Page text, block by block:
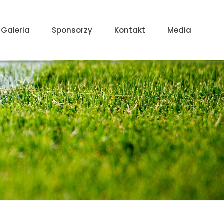
Galeria Sponsorzy Kontakt Media